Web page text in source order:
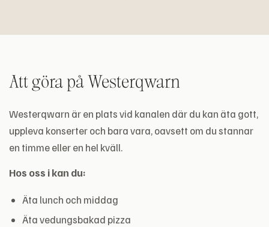
Att göra på Westerqwarn
Westerqwarn är en plats vid kanalen där du kan äta gott,
uppleva konserter och bara vara, oavsett om du stannar
en timme eller en hel kväll.
Hos oss i kan du:
Äta lunch och middag
Äta vedungsbakad pizza